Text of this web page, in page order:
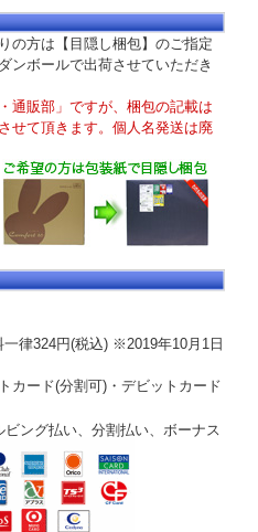
の方は【目隠し梱包】のご指定
ンボールで出荷させていただき
通販部」ですが、梱包の記載は
せて頂きます。個人名発送は廃
律324円(税込) ※2019年10月1日
カード(分割可)・デビットカード
ング払い、分割払い、ボーナス